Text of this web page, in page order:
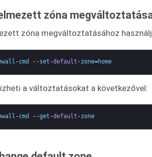
zóna
zóna megváltoztatásához
-cmd --set -default -zone=home
a változtatásokat a következővel:
-cmd --get -default -zone